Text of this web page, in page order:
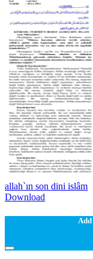
allah`ın son dini islâm
Download
Add